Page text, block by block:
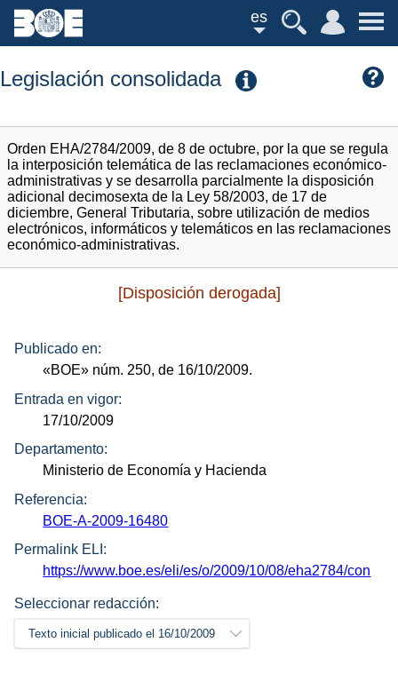
es
Legislación consolidada
Orden EHA/2784/2009, de 8 de octubre, por la que se regula
la interposición telemática de las reclamaciones económico-
administrativas y se desarrolla parcialmente la disposición
adicional decimosexta de la Ley 58/2003, de 17 de
diciembre, General Tributaria, sobre utilización de medios
electrónicos, informáticos y telemáticos en las reclamaciones
económico-administrativas.
[Disposición derogada]
Publicado en:
«BOE» núm. 250, de 16/10/2009.
Entrada en vigor:
17/10/2009
Departamento:
Ministerio de Economía y Hacienda
Referencia:
BOE-A-2009-16480
Permalink ELI:
https://www.boe.es/eli/es/o/2009/10/08/eha2784/con
Seleccionar redacción:
Texto inicial publicado el 16/10/2009